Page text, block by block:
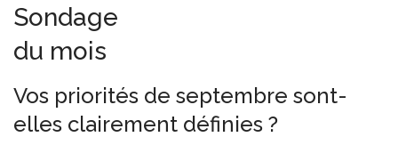
Sondage
du mois
Vos priorités de septembre sont-
elles clairement définies ?